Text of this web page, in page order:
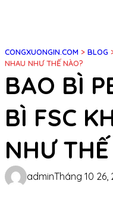
CONGXUONGIN.COM > BLOG
NHAU NHƯ THẾ NÀO?
BAO BÌ
BÌ FSC
NHƯ
adminTháng 10 26,